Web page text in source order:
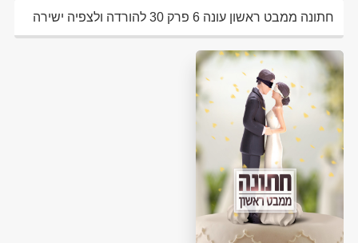
חתונה ממבט ראשון עונה 6 פרק 30 להורדה ולצפיה ישירה